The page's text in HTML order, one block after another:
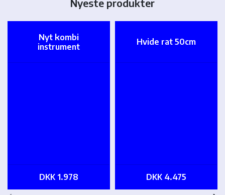
Nyeste produkter
Nyt kombi
instrument
DKK 1.978
Hvide rat 50cm
DKK 4.475